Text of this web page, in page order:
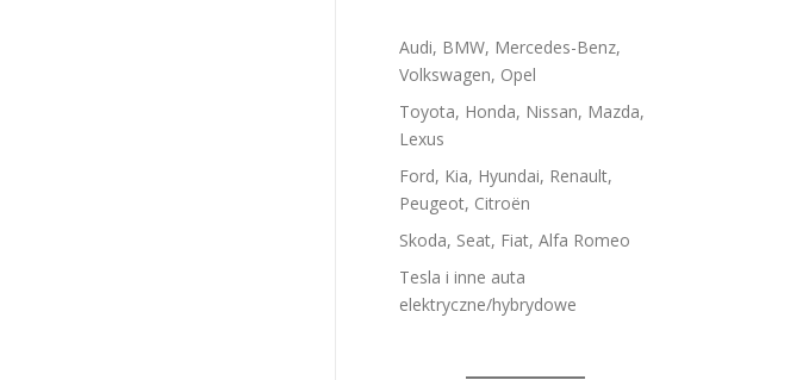
Audi, BMW, Mercedes-Benz,
Volkswagen, Opel
Toyota, Honda, Nissan, Mazda,
Lexus
Ford, Kia, Hyundai, Renault,
Peugeot, Citroën
Skoda, Seat, Fiat, Alfa Romeo
Tesla i inne auta
elektryczne/hybrydowe